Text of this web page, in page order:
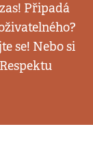
Připadá
se! Nebo si